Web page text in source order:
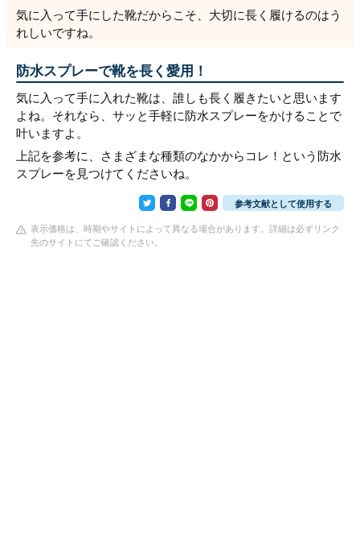
気に入って手にした靴だからこそ、大切に長く履けるのはう
れしいですね。
防水スプレーで靴を長く愛用！
気に入って手に入れた靴は、誰しも長く履きたいと思います
よね。それなら、サッと手軽に防水スプレーをかけることで
叶いますよ。
上記を参考に、さまざまな種類のなかからコレ！という防水
スプレーを見つけてくださいね。
参考文献として使用する
表示価格は、時期やサイトによって異なる場合があります。詳細は必ずリンク
先のサイトにてご確認ください。